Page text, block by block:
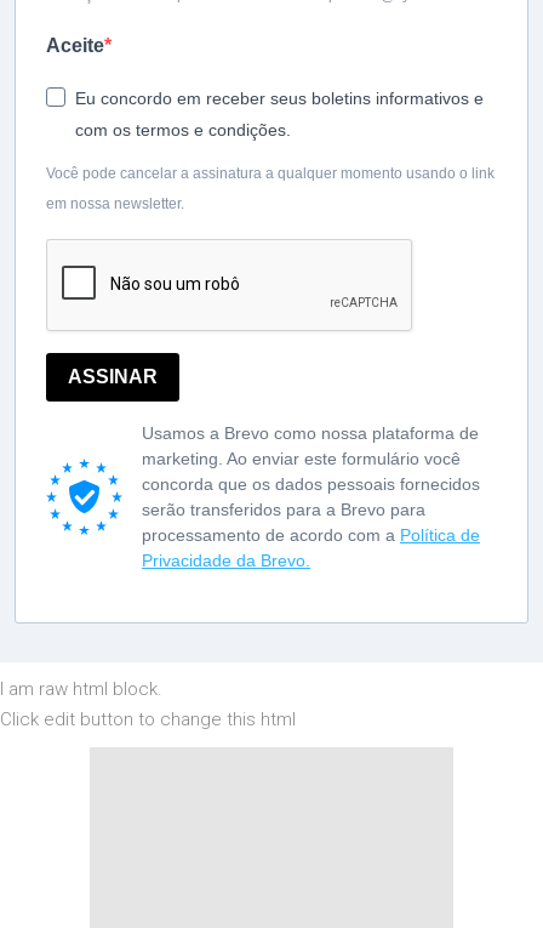
Aceite
Eu concordo em receber seus boletins informativos e
com os termos e condições.
Você pode cancelar a assinatura a qualquer momento usando o link
em nossa newsletter.
ASSINAR
Usamos a Brevo como nossa plataforma de
marketing. Ao enviar este formulário você
concorda que os dados pessoais fornecidos
serão transferidos para a Brevo para
processamento de acordo com a Política de
Privacidade da Brevo.
I am raw html block.
Click edit button to change this html